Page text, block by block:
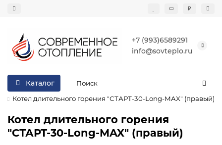
₽
+7 (993)6589291
info@sovteplo.ru
Каталог
Котел длительного горения "СТАРТ-30-Long-MAX" (правый)
Котел длительного горения
"СТАРТ-30-Long-MAX" (правый)